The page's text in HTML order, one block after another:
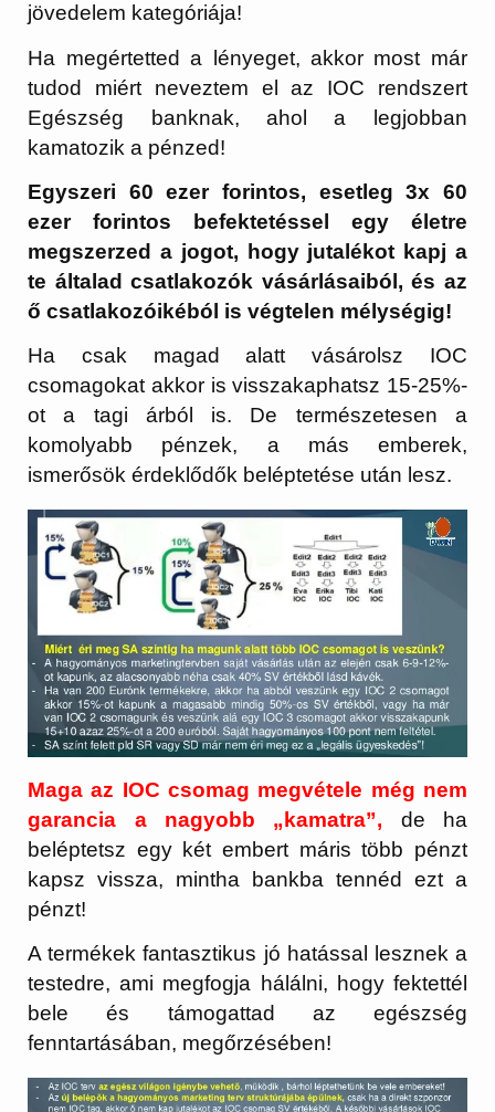
jövedelem kategóriája!
Ha megértetted a lényeget, akkor most már
tudod miért neveztem el az IOC rendszert
Egészség banknak, ahol a legjobban
kamatozik a pénzed!
Egyszeri 60 ezer forintos, esetleg 3x 60
ezer forintos befektetéssel egy életre
megszerzed a jogot, hogy jutalékot kapj a
te általad csatlakozók vásárlásaiból, és az
ő csatlakozóikéból is végtelen mélységig!
Ha csak magad alatt vásárolsz IOC
csomagokat akkor is visszakaphatsz 15-25%-
ot a tagi árból is. De természetesen a
komolyabb pénzek, a más emberek,
ismerősök érdeklődők beléptetése után lesz.
Maga az IOC csomag megvétele még nem
garancia a nagyobb „kamatra”,
de ha
beléptetsz egy két embert máris több pénzt
kapsz vissza, mintha bankba tennéd ezt a
pénzt!
A termékek fantasztikus jó hatással lesznek a
testedre, ami megfogja hálálni, hogy fektettél
bele és támogattad az egészség
fenntartásában, megőrzésében!